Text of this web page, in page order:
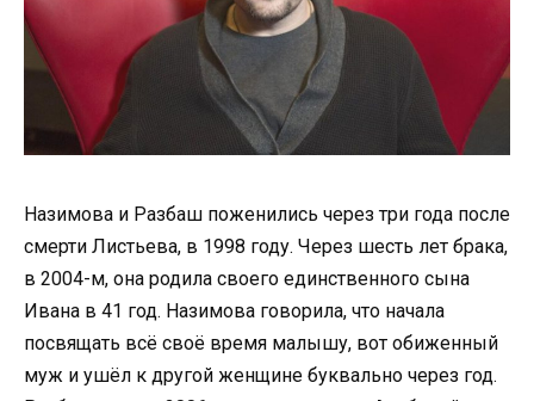
Назимова и Разбаш поженились через три года после
смерти Листьева, в 1998 году. Через шесть лет брака,
в 2004-м, она родила своего единственного сына
Ивана в 41 год. Назимова говорила, что начала
посвящать всё своё время малышу, вот обиженный
муж и ушёл к другой женщине буквально через год.